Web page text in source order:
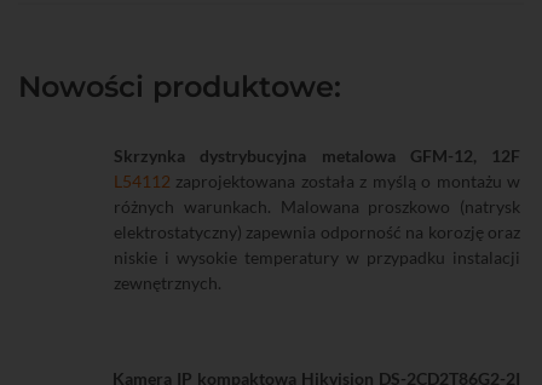
Nowości produktowe:
Skrzynka dystrybucyjna metalowa GFM-12, 12F
L54112 zaprojektowana została z myślą o montażu w
różnych warunkach. Malowana proszkowo (natrysk
elektrostatyczny) zapewnia odporność na korozję oraz
niskie i wysokie temperatury w przypadku instalacji
zewnętrznych.
Kamera IP kompaktowa Hikvision DS-2CD2T86G2-2I